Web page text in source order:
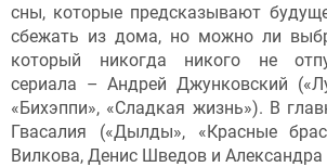
сны, которые предсказывают
сбежать из дома, но можно ли
который никогда никого не
сериала – Андрей Джунковский
«Бихэппи», «Сладкая жизнь»). В
Гвасалия («Дылды», «Красные
Вилкова, Денис Шведов и Александра